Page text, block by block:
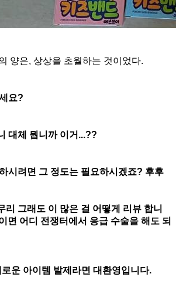
양은, 상상을 초월하는 것이었다.
요?
대체 뭡니까 이거...??
시려면 그 정도는 필요하시겠죠? 후후
리 그래도 이 많은 걸 어떻게 리뷰 합니
면 어디 전쟁터에서 응급 수술을 해도 되
운 아이템 발제라면 대환영입니다.